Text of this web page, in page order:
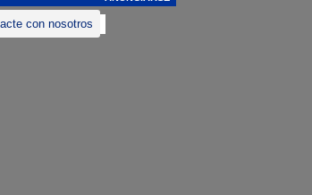
con nosotros